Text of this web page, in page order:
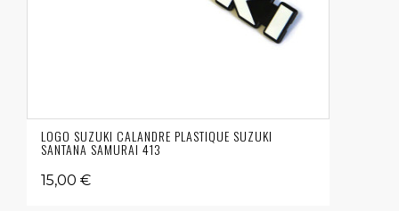
LOGO SUZUKI CALANDRE PLASTIQUE SUZUKI
SANTANA SAMURAI 413
15,00 €